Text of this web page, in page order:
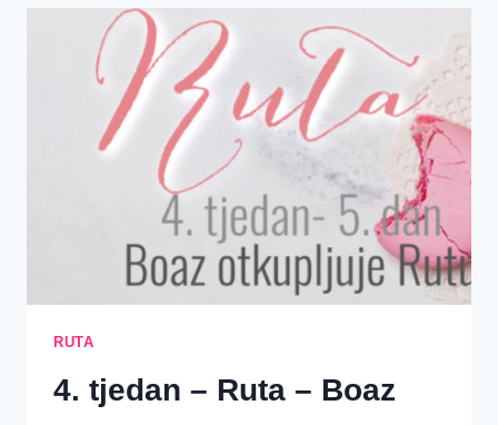
RUTI
~
SREDSTVA
{5.
TJEDAN}
RUTA
4. tjedan – Ruta – Boaz